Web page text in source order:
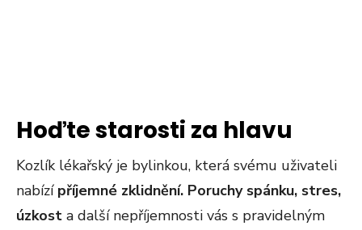
Hoďte starosti za hlavu
Kozlík lékařský je bylinkou, která svému uživateli
nabízí příjemné zklidnění. Poruchy spánku, stres,
úzkost a další nepříjemnosti vás s pravidelným